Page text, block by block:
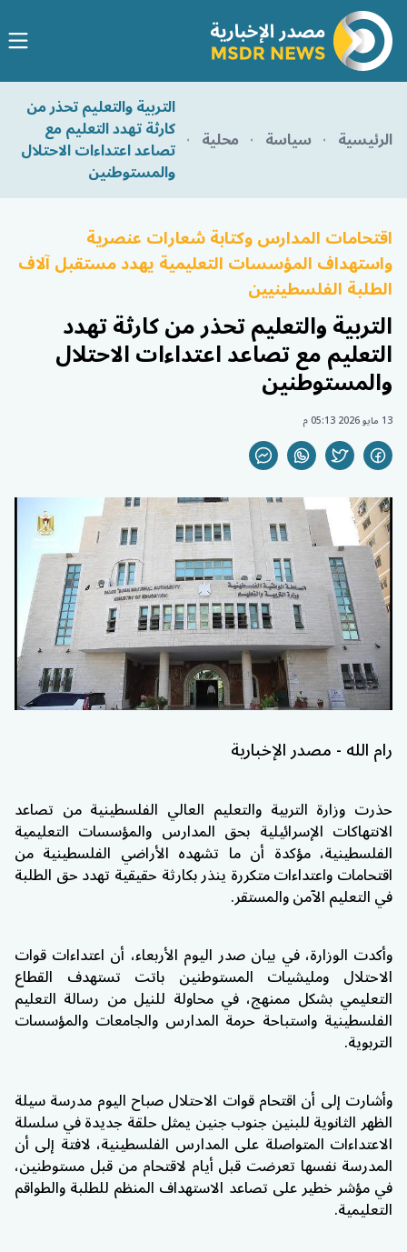
الرئيسية سياسة محلية
التربية والتعليم تحذر من
كارثة تهدد التعليم مع
تصاعد اعتداءات الاحتلال
والمستوطنين
اقتحامات المدارس وكتابة شعارات عنصرية
واستهداف المؤسسات التعليمية يهدد مستقبل آلاف
الطلبة الفلسطينيين
التربية والتعليم تحذر من كارثة تهدد
التعليم مع تصاعد اعتداءات الاحتلال
والمستوطنين
13 مايو 2026 05:13 م
رام الله - مصدر الإخبارية
حذرت وزارة التربية والتعليم العالي الفلسطينية من تصاعد
الانتهاكات الإسرائيلية بحق المدارس والمؤسسات التعليمية
الفلسطينية، مؤكدة أن ما تشهده الأراضي الفلسطينية من
اقتحامات واعتداءات متكررة ينذر بكارثة حقيقية تهدد حق الطلبة
في التعليم الآمن والمستقر.
وأكدت الوزارة، في بيان صدر اليوم الأربعاء، أن اعتداءات قوات
الاحتلال ومليشيات المستوطنين باتت تستهدف القطاع
التعليمي بشكل ممنهج، في محاولة للنيل من رسالة التعليم
الفلسطينية واستباحة حرمة المدارس والجامعات والمؤسسات
التربوية.
وأشارت إلى أن اقتحام قوات الاحتلال صباح اليوم مدرسة سيلة
الظهر الثانوية للبنين جنوب جنين يمثل حلقة جديدة في سلسلة
الاعتداءات المتواصلة على المدارس الفلسطينية، لافتة إلى أن
المدرسة نفسها تعرضت قبل أيام لاقتحام من قبل مستوطنين،
في مؤشر خطير على تصاعد الاستهداف المنظم للطلبة والطواقم
التعليمية.